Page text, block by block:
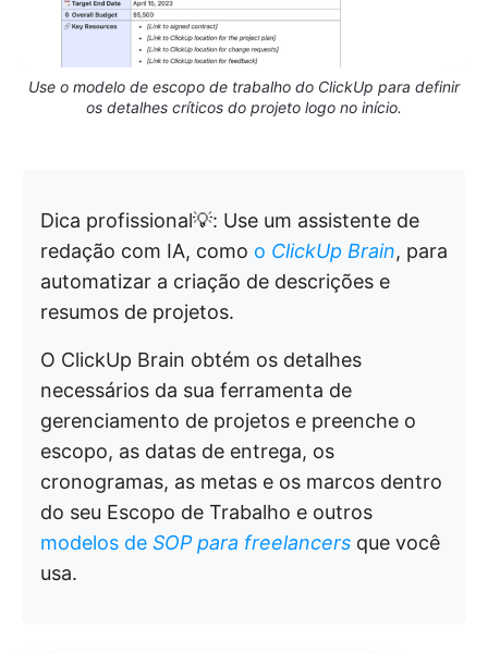
Use o modelo de escopo de trabalho do ClickUp para definir
os detalhes críticos do projeto logo no início.
Dica profissional💡: Use um assistente de
redação com IA, como o ClickUp Brain, para
automatizar a criação de descrições e
resumos de projetos.
O ClickUp Brain obtém os detalhes
necessários da sua ferramenta de
gerenciamento de projetos e preenche o
escopo, as datas de entrega, os
cronogramas, as metas e os marcos dentro
do seu Escopo de Trabalho e outros
modelos de SOP para freelancers que você
usa.